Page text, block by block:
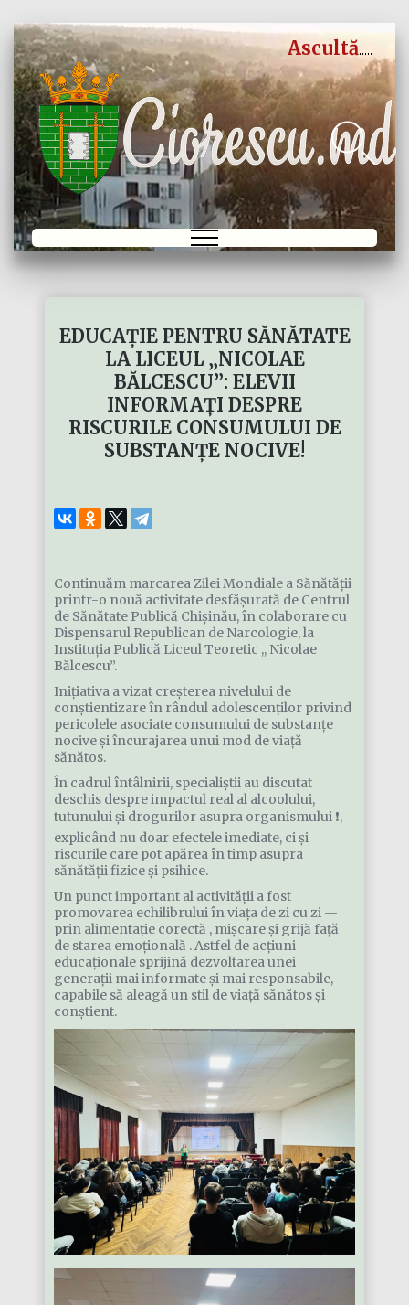
Ascultă
EDUCAȚIE PENTRU SĂNĂTATE
LA LICEUL „NICOLAE
BĂLCESCU”: ELEVII
INFORMAȚI DESPRE
RISCURILE CONSUMULUI DE
SUBSTANȚE NOCIVE!
Continuăm marcarea Zilei Mondiale a Sănătății
printr-o nouă activitate desfășurată de Centrul
de Sănătate Publică Chișinău, în colaborare cu
Dispensarul Republican de Narcologie, la
Instituția Publică Liceul Teoretic ,, Nicolae
Bălcescu”.
Inițiativa a vizat creșterea nivelului de
conștientizare în rândul adolescenților privind
pericolele asociate consumului de substanțe
nocive și încurajarea unui mod de viață
sănătos.
În cadrul întâlnirii, specialiștii au discutat
deschis despre impactul real al alcoolului,
tutunului și drogurilor asupra organismului ❗,
explicând nu doar efectele imediate, ci și
riscurile care pot apărea în timp asupra
sănătății fizice și psihice.
Un punct important al activității a fost
promovarea echilibrului în viața de zi cu zi —
prin alimentație corectă , mișcare și grijă față
de starea emoțională . Astfel de acțiuni
educaționale sprijină dezvoltarea unei
generații mai informate și mai responsabile,
capabile să aleagă un stil de viață sănătos și
conștient.